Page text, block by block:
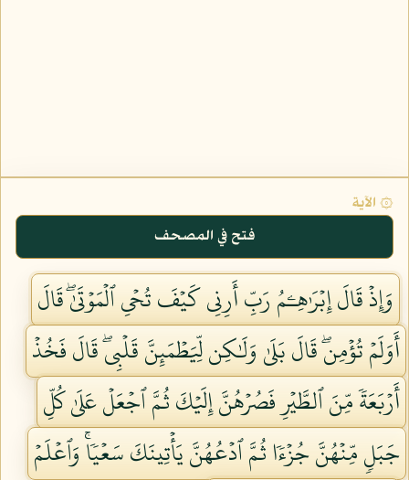
۞ الآية
فتح في المصحف
وَإِذۡ قَالَ إِبۡرَٰهِـۧمُ رَبِّ أَرِنِي كَيۡفَ تُحۡيِ ٱلۡمَوۡتَىٰۖ قَالَ
أَوَلَمۡ تُؤۡمِنۖ قَالَ بَلَىٰ وَلَٰكِن لِّيَطۡمَئِنَّ قَلۡبِيۖ قَالَ فَخُذۡ
أَرۡبَعَةٗ مِّنَ ٱلطَّيۡرِ فَصُرۡهُنَّ إِلَيۡكَ ثُمَّ ٱجۡعَلۡ عَلَىٰ كُلِّ
جَبَلٖ مِّنۡهُنَّ جُزۡءٗا ثُمَّ ٱدۡعُهُنَّ يَأۡتِينَكَ سَعۡيٗاۚ وَٱعۡلَمۡ